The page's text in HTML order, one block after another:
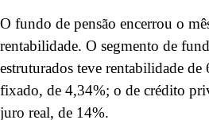
O fundo de pensão encerrou o
rentabilidade. O segmento de
estruturados teve rentabilidade
fixado, de 4,34%; o de crédito
juro real, de 14%.